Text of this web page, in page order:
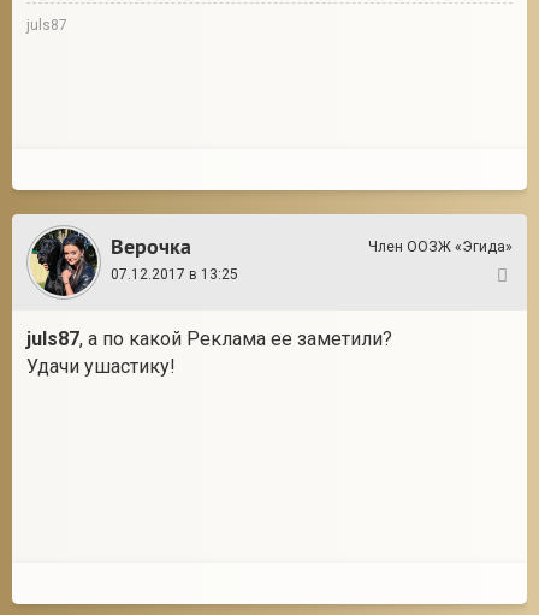
juls87
Верочка
Член ООЗЖ «Эгида»
07.12.2017 в 13:25
juls87, а по какой Реклама ее заметили?
Удачи ушастику!